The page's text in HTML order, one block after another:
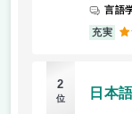
充実 1
2
位 日本